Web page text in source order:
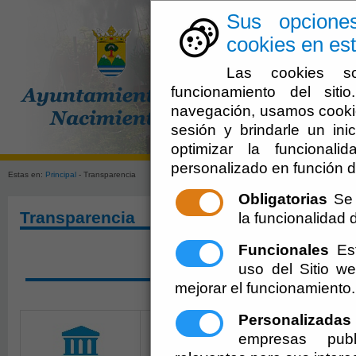
Sus
cookies en
Las cookies
funcionamiento del
navegación, usamos
sesión y brindarle un
optimizar la
personalizado en función
Obligatorias
la funcionalidad
Funcionales
uso del Sitio
mejorar el funcionamiento.
Personalizadas
empresas
Estas en: Principal - Transparencia
Transparencia
SOLICITAR ACCESO A